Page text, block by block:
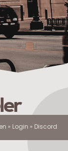
» Login » Discord